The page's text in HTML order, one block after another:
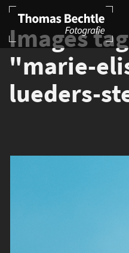
Images
"marie-
lueders-